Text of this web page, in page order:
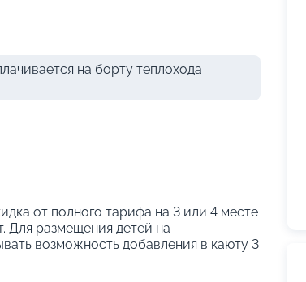
на борту теплохода
от полного тарифа на 3 или 4 месте
Для размещения детей на
возможность добавления в каюту 3